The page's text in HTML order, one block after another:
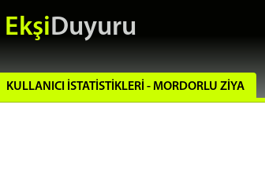
EkşiDuyuru
KULLANICI İSTATISTIKLERI - MORDORLU ZIYA